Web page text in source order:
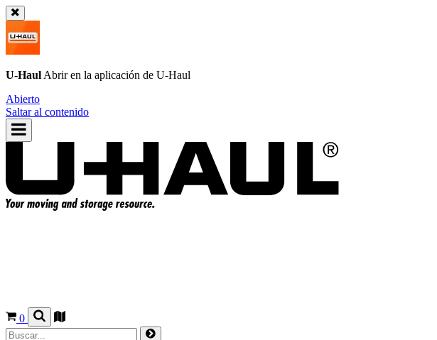
U-Haul Abrir en la aplicación de U-Haul
Abierto
Saltar al contenido
0